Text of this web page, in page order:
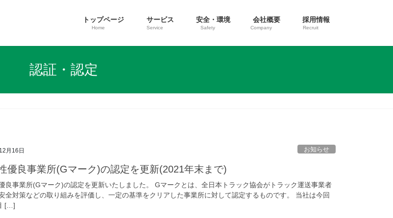
トップページ
Home
サービス
Service
安全・環境
Safety
会社概要
Company
採用情報
Recruit
認証・認定
月16日 お知らせ
優良事業所(Gマーク)の認定を更新(2021年末まで)
良事業所(Gマーク)の認定を更新いたしました。 Gマークとは、全日本トラック協会がトラック運送事業者
全対策などの取り組みを評価し、一定の基準をクリアした事業所に対して認定するものです。 当社は今回
[…]